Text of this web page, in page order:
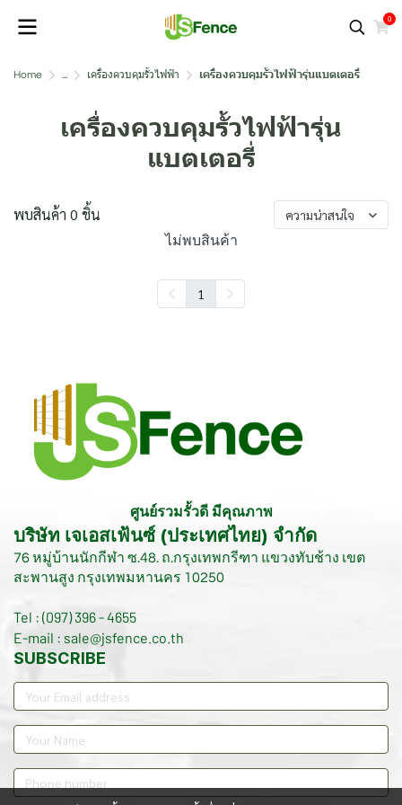
0
Home ... เครื่องควบคุมรั้วไฟฟ้า เครื่องควบคุมรั้วไฟฟ้ารุ่นแบตเตอรี่
เครื่องควบคุมรั้วไฟฟ้ารุ่น
แบตเตอรี่
พบสินค้า 0 ชิ้น ความน่าสนใจ
ไม่พบสินค้า
1
ศูนย์รวมรั้วดี มีคุณภาพ
บริษัท เจเอสเฟ้นซ์ (ประเทศไทย) จำกัด
76 หมู่บ้านนักกีฬา ซ.48. ถ.กรุงเทพกรีฑา แขวงทับช้าง เขต
สะพานสูง กรุงเทพมหานคร 10250
Tel : (097) 396 - 4655
E-mail : sale@jsfence.co.th
SUBSCRIBE